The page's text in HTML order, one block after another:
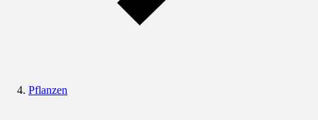
Pflanzen